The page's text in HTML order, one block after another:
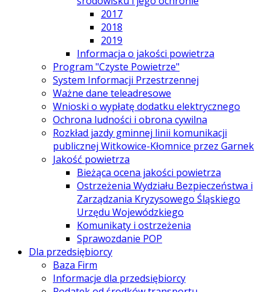
2017
2018
2019
Informacja o jakości powietrza
Program "Czyste Powietrze"
System Informacji Przestrzennej
Ważne dane teleadresowe
Wnioski o wypłatę dodatku elektrycznego
Ochrona ludności i obrona cywilna
Rozkład jazdy gminnej linii komunikacji
publicznej Witkowice-Kłomnice przez Garnek
Jakość powietrza
Bieżąca ocena jakości powietrza
Ostrzeżenia Wydziału Bezpieczeństwa i
Zarządzania Kryzysowego Śląskiego
Urzędu Wojewódzkiego
Komunikaty i ostrzeżenia
Sprawozdanie POP
Dla przedsiębiorcy
Baza Firm
Informacje dla przedsiębiorcy